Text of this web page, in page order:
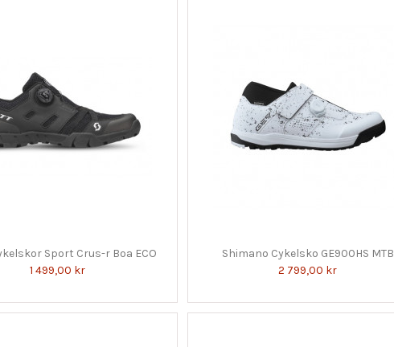
Sport Crus-r Boa ECO
1 499,00 kr
Shimano Cykelsko GE900HS MTB
2 799,00 kr